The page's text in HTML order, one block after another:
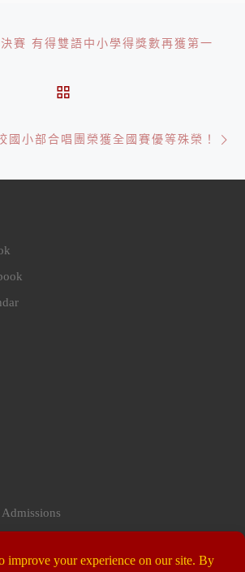
賽 有得雙語中小學得獎數再獲第一
國小部合唱團榮獲全國賽優等殊榮！